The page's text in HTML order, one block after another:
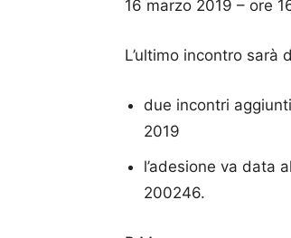
16 marzo 2019 – ore
L’ultimo incontro sarà
due incontri
2019
l’adesione va data
200246.